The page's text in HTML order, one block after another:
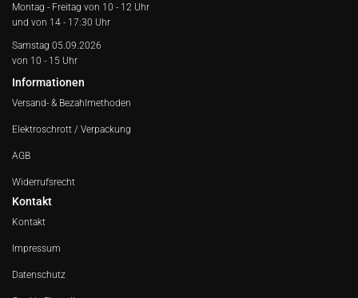
Montag - Freitag von 10 - 12 Uhr
und von 14 - 17:30 Uhr
Samstag 05.09.2026
von 10 - 15 Uhr
Informationen
Versand- & Bezahlmethoden
Elektroschrott / Verpackung
AGB
Widerrufsrecht
Kontakt
Kontakt
Impressum
Datenschutz